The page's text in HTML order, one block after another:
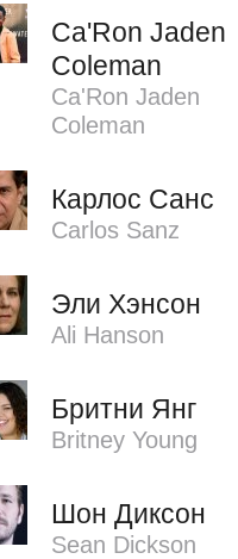
Ca'Ron Jaden
Coleman
Ca'Ron Jaden
Coleman
Карлос Санс
Carlos Sanz
Эли Хэнсон
Ali Hanson
Бритни Янг
Britney Young
Шон Диксон
Sean Dickson